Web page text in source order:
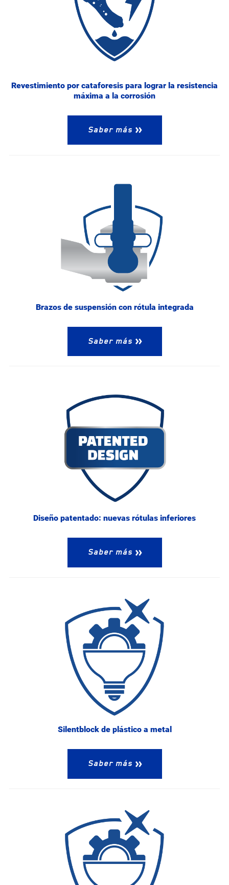
Revestimiento por cataforesis para lograr la resistencia
máxima a la corrosión
Saber más
Brazos de suspensión con rótula integrada
Saber más
Diseño patentado: nuevas rótulas inferiores
Saber más
Silentblock de plástico a metal
Saber más